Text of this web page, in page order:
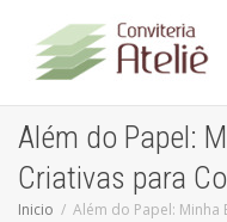
Além do Papel:
Criativas para
Inicio
Além do Papel: Minha